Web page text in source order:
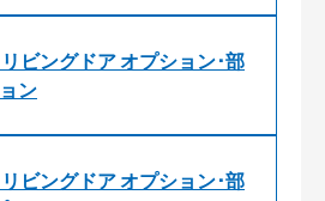
ビングドア オプション･部
ン
ビングドア オプション･部